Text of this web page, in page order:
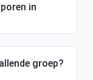
in
groep?